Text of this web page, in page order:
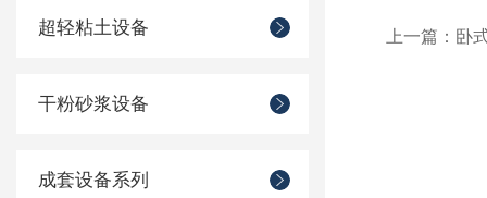
超轻粘土设备
干粉砂浆设备
成套设备系列
上一篇： 卧